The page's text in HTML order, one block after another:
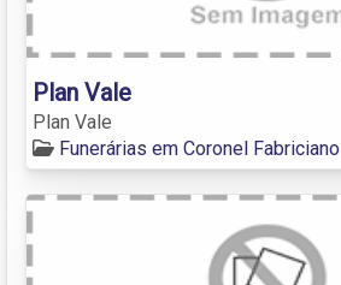
Plan Vale
Plan Vale
Funerárias em Coronel Fabriciano